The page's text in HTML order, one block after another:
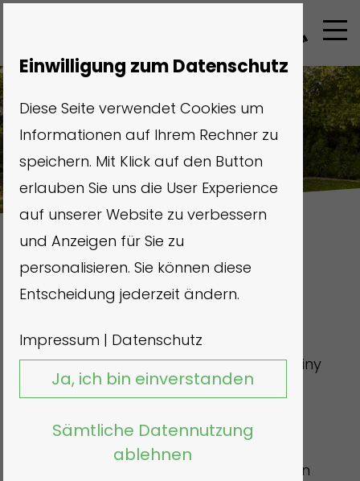
Tiny House
Immer mehr Menschen entdecken das Tiny
House für sich. Auch wir sind von der
gedämmten und vielfältig gestalteten
Hausbauart überzeugt. Denn die flexiblen
Einwilligung zum Datenschutz
Diese Seite verwendet Cookies um
Informationen auf Ihrem Rechner zu
speichern. Mit Klick auf den Button
erlauben Sie uns die User Experience
auf unserer Website zu verbessern
und Anzeigen für Sie zu
personalisieren. Sie können diese
Entscheidung jederzeit ändern.
Impressum | Datenschutz
Ja, ich bin einverstanden
Sämtliche Datennutzung
ablehnen